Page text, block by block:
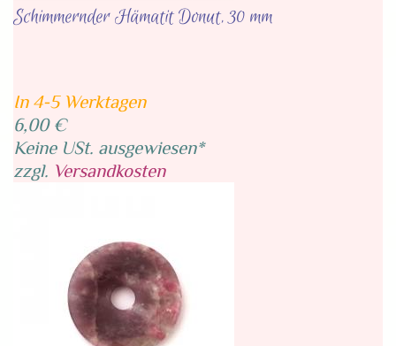
Schimmernder Hämatit Donut, 30 mm
In 4-5 Werktagen
6,00 €
Keine USt. ausgewiesen*
zzgl. Versandkosten